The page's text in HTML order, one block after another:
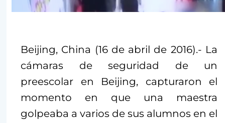
Beijing, China (16 de abril de 2016).- La
cámaras de seguridad de un
preescolar en Beijing, capturaron el
momento en que una maestra
golpeaba a varios de sus alumnos en el